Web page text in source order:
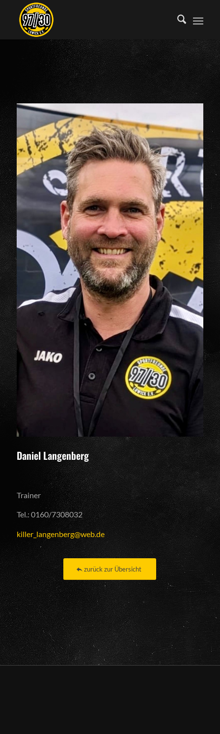
Daniel Langenberg
Trainer
Tel.: 0160/7308032
killer_langenberg@web.de
zurück zur Übersicht